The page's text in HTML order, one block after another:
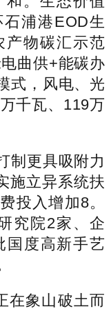
浦港EOD生
产物碳汇示范
曲供+能碳办
式，风电、光
千瓦、119万
更具吸附力
施立异系统扶
投入增加8。
究院2家、企
国度高新手艺
象山破土而